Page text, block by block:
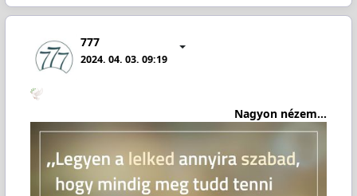
777
2024. 04. 03. 09:19
Nagyon nézem...